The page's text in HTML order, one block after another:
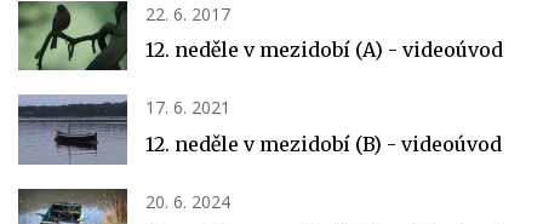
22. 6. 2017
12. neděle v mezidobí (A) - videoúvod
17. 6. 2021
12. neděle v mezidobí (B) - videoúvod
20. 6. 2024